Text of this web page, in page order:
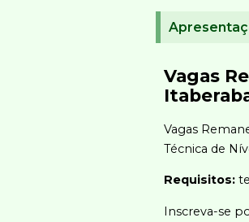
Vagas
Vagas
Técnica de
Requisitos:
Inscreva-se